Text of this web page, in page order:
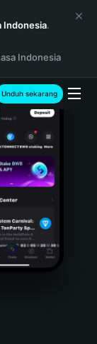
Indonesia.
Indonesia
Unduh sekarang